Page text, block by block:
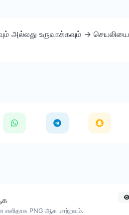
அல்லது உருவாக்கவும் -> செயலியை
எளிதாக PNG ஆக மாற்றவும்.